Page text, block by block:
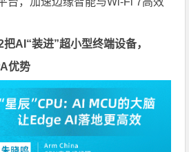
把AI “装进”超小型终端设备，
优势